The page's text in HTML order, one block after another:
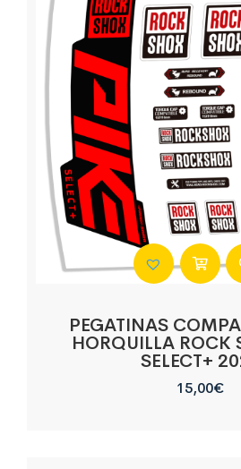
PEGATINAS
HORQUILLA ROCK
SELECT+
15,00€